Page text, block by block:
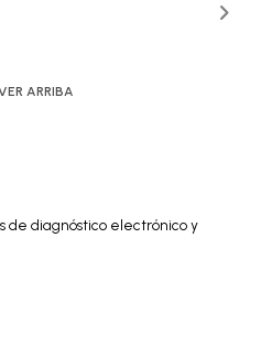
ARRIBA
de diagnóstico electrónico y